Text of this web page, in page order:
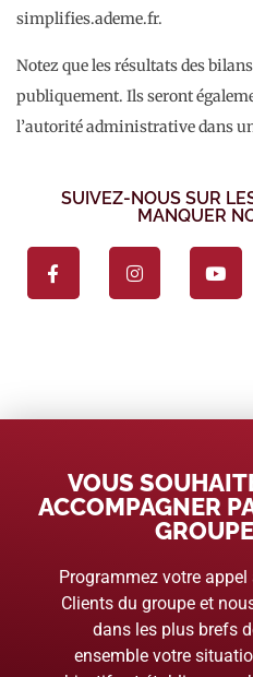
simplifies.ademe.fr.
Notez que les résultats des
publiquement. Ils seront
l’autorité administrative dans
SUIVEZ-NOUS SUR
MANQUER
VOUS
ACCOMPAGNER
Programmez votre
Clients du groupe et
dans les plus brefs
ensemble votre